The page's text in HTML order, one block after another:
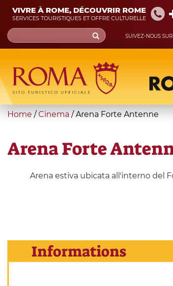
Skip
main
content
VIVRE À ROME, DÉCOUVRIR ROME
SERVICES TOURISTIQUES ET OFFRE CULTURELLE
SUIVEZ-NOUS SUR:
Search
form
Recherche
You
here
Home / Cinema /Arena Forte Antenne
Arena Forte
Arena estiva ubicata all'interno del
Informations